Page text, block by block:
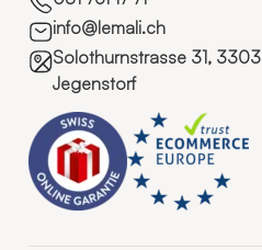
info@lemali.ch
Solothurnstrasse 31, 3303
Jegenstorf